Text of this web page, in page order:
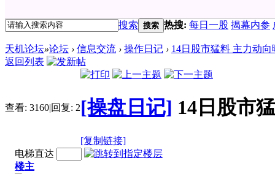
搜索 搜索 热搜: 每日一股 揭幕内参
天机论坛»论坛 › 信息交流 › 操作日记 › 14日股市猛料 主力动向
返回列表
查看: 3160|回复: 2[操盘日记] 14日股市
[复制链接]
电梯直达
楼主